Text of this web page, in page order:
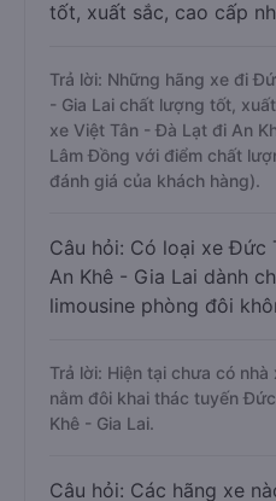
tốt, xuất sắc, cao cấp
Trả lời: Những hãng xe đi
- Gia Lai chất lượng tốt,
xe Việt Tân - Đà Lạt đi An
Lâm Đồng với điểm chất
đánh giá của khách hàng).
Câu hỏi: Có loại xe Đức
An Khê - Gia Lai dành
limousine phòng đôi
Trả lời: Hiện tại chưa có
nằm đôi khai thác tuyến
Khê - Gia Lai.
Câu hỏi: Các hãng xe